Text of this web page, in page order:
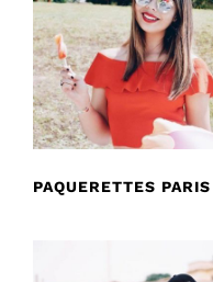
PAQUERETTES PARIS